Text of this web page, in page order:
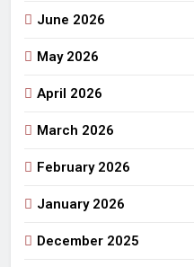
June 2026
May 2026
April 2026
March 2026
February 2026
January 2026
December 2025